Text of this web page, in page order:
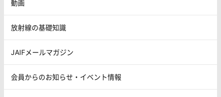
動画
放射線の基礎知識
JAIFメールマガジン
会員からのお知らせ・イベント情報